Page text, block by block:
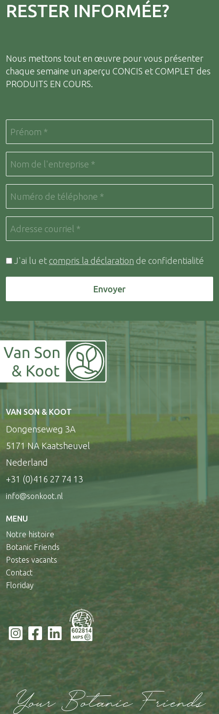
RESTER INFORMÉE?
Nous mettons tout en œuvre pour vous présenter
chaque semaine un aperçu CONCIS et COMPLET des
PRODUITS EN COURS.
J'ai lu et compris la déclaration de confidentialité
Envoyer
VAN SON & KOOT
Dongenseweg 3A
5171 NA Kaatsheuvel
Nederland
+31 (0)416 27 74 13
info@sonkoot.nl
MENU
Notre histoire
Botanic Friends
Postes vacants
Contact
Floriday
Your Botanic Friends